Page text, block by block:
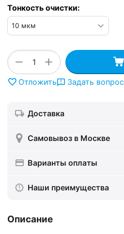
Тонкость очистки:
+
−
Отложить Задать вопрос
Доставка
Самовывоз в Москве
Варианты оплаты
Наши преимущества
Описание